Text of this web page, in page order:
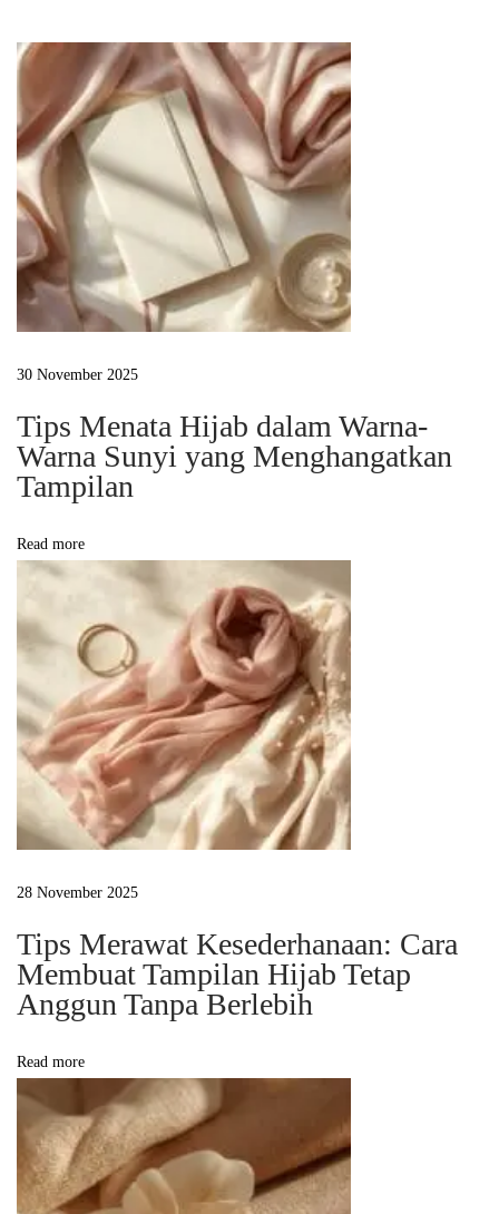
h
e
t
:
K
e
g
g
u
a
M
g
l
r
L
e
b
30 November 2025
Tips Menata Hijab dalam Warna-
Warna Sunyi yang Menghangatkan
Tampilan
Read more
28 November 2025
Tips Merawat Kesederhanaan: Cara
Membuat Tampilan Hijab Tetap
Anggun Tanpa Berlebih
Read more